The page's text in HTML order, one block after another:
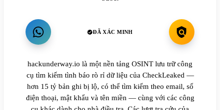
ĐÃ XÁC MINH
hackunderway.io là một nền tảng OSINT lưu trữ công
cụ tìm kiếm tình báo rò rỉ dữ liệu của CheckLeaked —
hơn 15 tỷ bản ghi bị lộ, có thể tìm kiếm theo email, số
điện thoại, mật khẩu và tên miền — cùng với các công